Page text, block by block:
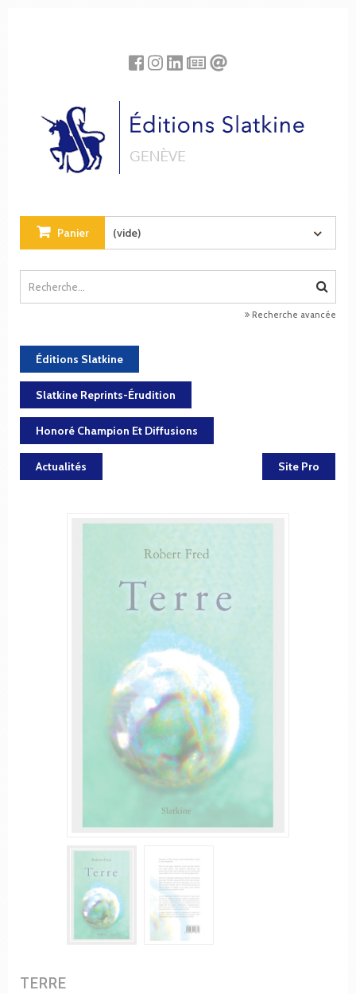
Panier (vide)
Recherche avancée
Éditions Slatkine
Slatkine Reprints-Érudition
Honoré Champion Et Diffusions
Actualités Site Pro
TERRE